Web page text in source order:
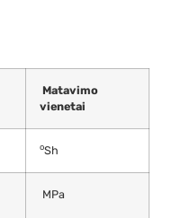
Matavimo
vienetai
oSh
MPa